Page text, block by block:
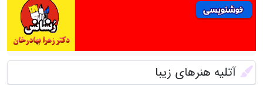
آتلیه هنرهای زیبا